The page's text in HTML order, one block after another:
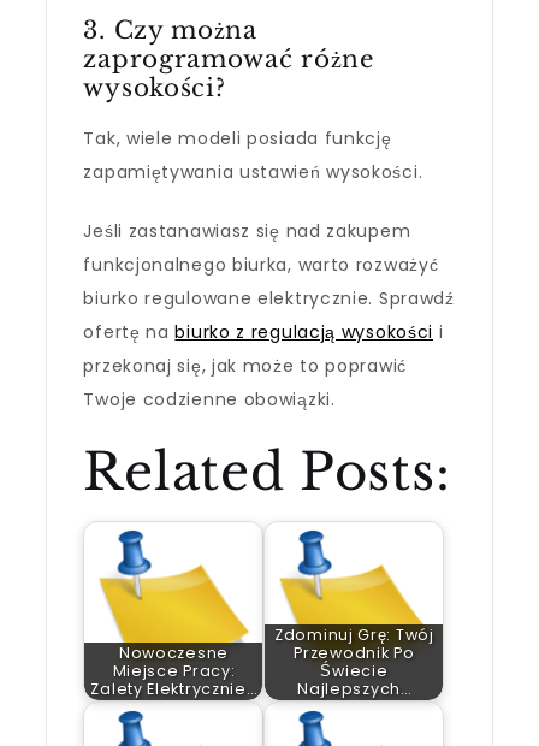
3. Czy można
zaprogramować różne
wysokości?
Tak, wiele modeli posiada funkcję
zapamiętywania ustawień wysokości.
Jeśli zastanawiasz się nad zakupem
funkcjonalnego biurka, warto rozważyć
biurko regulowane elektrycznie. Sprawdź
ofertę nabiurko z regulacją wysokości i
przekonaj się, jak może to poprawić
Twoje codzienne obowiązki.
Related Posts:
Nowoczesne
Miejsce Pracy:
Zalety Elektrycznie…
Zdominuj Grę: Twój
Przewodnik Po
Świecie
Najlepszych…